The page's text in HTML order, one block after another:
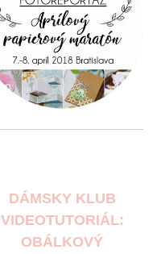
DÁMSKY KLUB
VIDEOTUTORIÁL:
OBÁLKOVÝ